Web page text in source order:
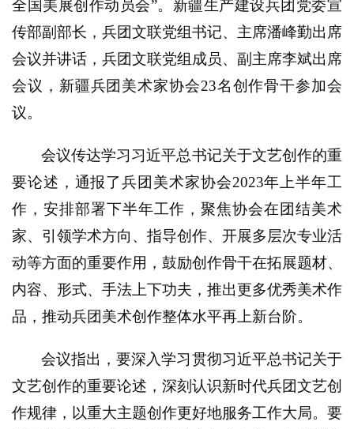
首
页
艺
坛
快
讯
征
稿
全国美展创作动员会”。新疆生产建设兵团党委宣
传部副部长，兵团文联党组书记、主席潘峰勤出席
会议并讲话，兵团文联党组成员、副主席李斌出席
会议，新疆兵团美术家协会23名创作骨干参加会
议。
会议传达学习习近平总书记关于文艺创作的重
要论述，通报了兵团美术家协会2023年上半年工
作，安排部署下半年工作，聚焦协会在团结美术
家、引领学术方向、指导创作、开展多层次专业活
动等方面的重要作用，鼓励创作骨干在拓展题材、
内容、形式、手法上下功夫，推出更多优秀美术作
品，推动兵团美术创作整体水平再上新台阶。
会议指出，要深入学习贯彻习近平总书记关于
文艺创作的重要论述，深刻认识新时代兵团文艺创
作规律，以重大主题创作更好地服务工作大局。要